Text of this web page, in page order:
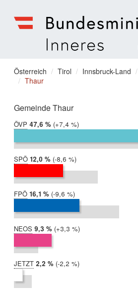
für
Inneres
Sie
befinden
hier:
Österreich Tirol Innsbruck-Land
Thaur
Gemeinde Thaur
ÖVP 2019:
47,6 %
2017:
40,2 %
Differenz:
+7,4 %
SPÖ 2019:
12,0 %
2017:
20,5 %
Differenz:
-8,6 %
FPÖ 2019:
16,1 %
2017:
25,7 %
Differenz:
-9,6 %
NEOS 2019:
9,3 %
2017:
5,9 %
Differenz:
+3,3 %
JETZT 2019:
2,2 %
2017:
4,4 %
Differenz:
-2,2 %